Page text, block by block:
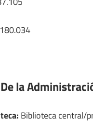
De la
Biblioteca central/